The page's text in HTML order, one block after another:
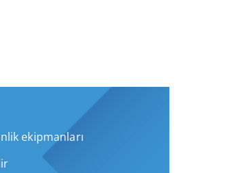
ekipmanları